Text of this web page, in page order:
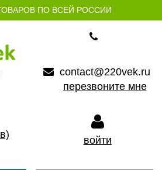
ПО ВСЕЙ РОССИИ
contact@220vek.ru
перезвоните мне
войти